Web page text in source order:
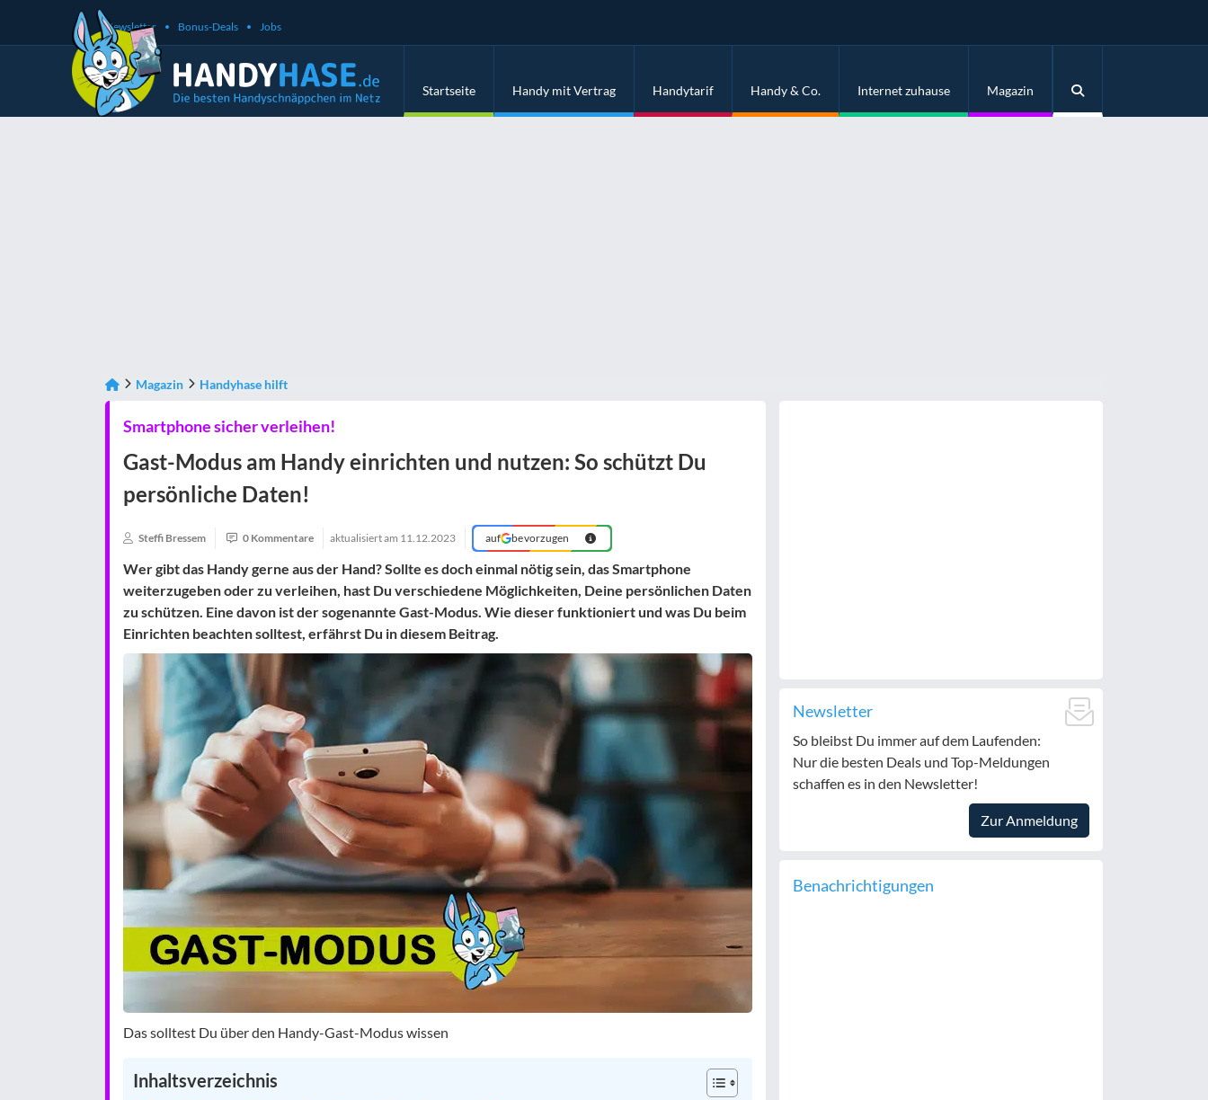
Newsletter Bonus-Deals Jobs
Startseite Handy mit Vertrag Handytarif Handy & Co. Internet zuhause Magazin
Magazin Handyhase hilft
Smartphone sicher verleihen!
Gast-Modus am Handy einrichten und nutzen: So schützt Du
persönliche Daten!
Steffi Bressem 0 Kommentare aktualisiert am 11.12.2023 auf bevorzugen
Wer gibt das Handy gerne aus der Hand? Sollte es doch einmal nötig sein, das Smartphone
weiterzugeben oder zu verleihen, hast Du verschiedene Möglichkeiten, Deine persönlichen Daten
zu schützen. Eine davon ist der sogenannte Gast-Modus. Wie dieser funktioniert und was Du beim
Einrichten beachten solltest, erfährst Du in diesem Beitrag.
Das solltest Du über den Handy-Gast-Modus wissen
Inhaltsverzeichnis
Newsletter
So bleibst Du immer auf dem Laufenden:
Nur die besten Deals und Top-Meldungen
schaffen es in den Newsletter!
Zur Anmeldung
Benachrichtigungen